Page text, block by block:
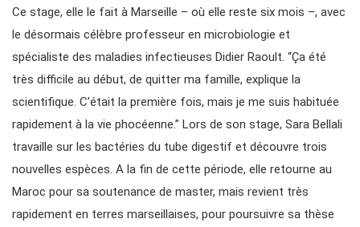
Ce stage, elle le fait à Marseille – où elle reste six mois –, avec
le désormais célèbre professeur en microbiologie et
spécialiste des maladies infectieuses Didier Raoult. “Ça été
très difficile au début, de quitter ma famille, explique la
scientifique. C’était la première fois, mais je me suis habituée
rapidement à la vie phocéenne.” Lors de son stage, Sara Bellali
travaille sur les bactéries du tube digestif et découvre trois
nouvelles espèces. A la fin de cette période, elle retourne au
Maroc pour sa soutenance de master, mais revient très
rapidement en terres marseillaises, pour poursuivre sa thèse